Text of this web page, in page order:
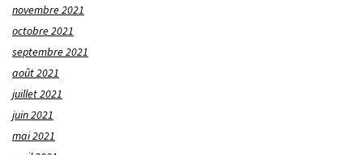
novembre 2021
octobre 2021
septembre 2021
août 2021
juillet 2021
juin 2021
mai 2021